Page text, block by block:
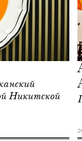
Никитской